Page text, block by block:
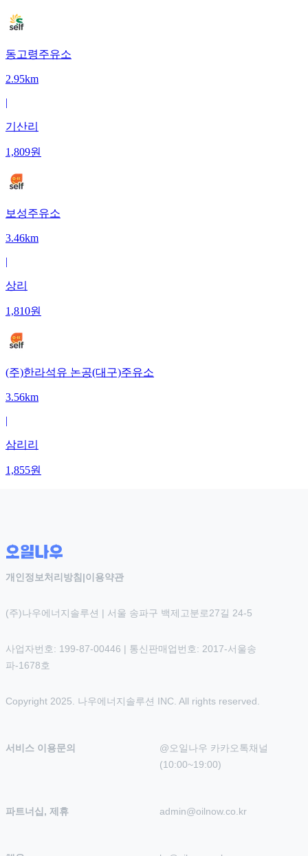
동고령주유소
2.95km
|
기산리
1,809원
보성주유소
3.46km
|
상리
1,810원
(주)한라석유 논공(대구)주유소
3.56km
|
삼리리
1,855원
개인정보처리방침 |이용약관
(주)나우에너지솔루션 | 서울 송파구 백제고분로27길 24-5
사업자번호: 199-87-00446 | 통신판매업번호: 2017-서울송
파-1678호
Copyright 2025. 나우에너지솔루션 INC. All rights reserved.
서비스 이용문의
@오일나우 카카오톡채널
(10:00~19:00)
파트너십, 제휴 admin@oilnow.co.kr